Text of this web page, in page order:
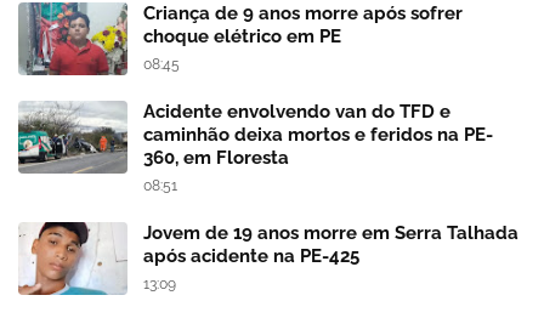
Criança de 9 anos morre após sofrer
choque elétrico em PE
08:45
Acidente envolvendo van do TFD e
caminhão deixa mortos e feridos na PE-
360, em Floresta
08:51
Jovem de 19 anos morre em Serra Talhada
após acidente na PE-425
13:09